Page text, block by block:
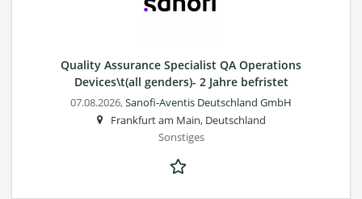
Quality Assurance Specialist QA Operations
Devices\t(all genders)- 2 Jahre befristet
07.08.2026,Sanofi-Aventis Deutschland GmbH
Frankfurt am Main, Deutschland
Sonstiges